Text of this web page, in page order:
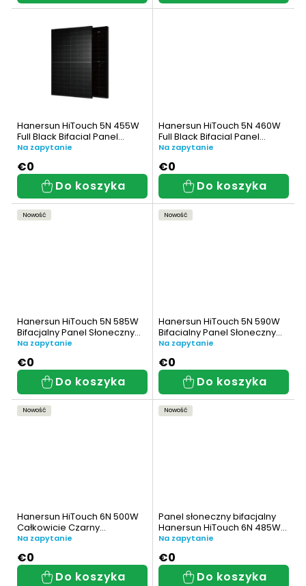
t
ó
w
ó
w
Hanersun HiTouch 5N 455W
Full Black Bifacial Panel
Fotowoltaiczny (HN18RN-
Na zapytanie
€0
Do koszyka
Hanersun HiTouch 5N 460W
Full Black Bifacial Panel
fotowoltaiczny (HN18RN-
Na zapytanie
€0
Do koszyka
Nowość
Hanersun HiTouch 5N 585W
Bifacjalny Panel Słoneczny
(HN18N-72HT585W)
Na zapytanie
€0
Do koszyka
Nowość
Hanersun HiTouch 5N 590W
Bifacialny Panel Słoneczny
(HN18N-72HT590W)
Na zapytanie
€0
Do koszyka
Nowość
Hanersun HiTouch 6N 500W
Całkowicie Czarny
Dwustronny Panel Słoneczny
Na zapytanie
€0
Do koszyka
Nowość
Panel słoneczny bifacjalny
Hanersun HiTouch 6N 485W
(HN21RN-54HT485W)
Na zapytanie
€0
Do koszyka